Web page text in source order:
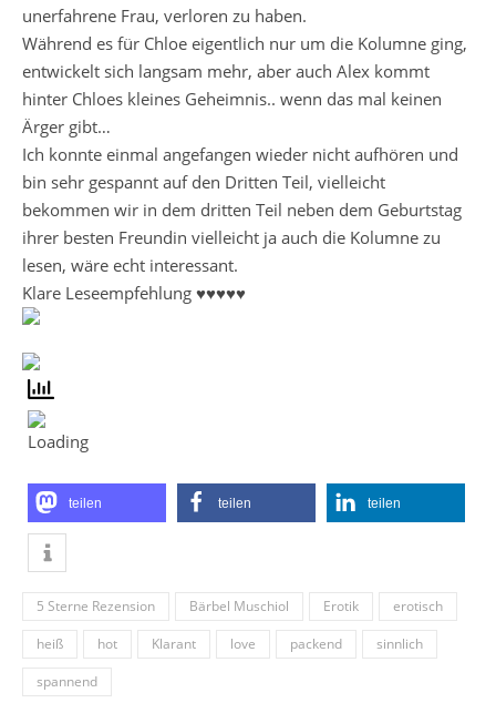
unerfahrene Frau, verloren zu haben.
Während es für Chloe eigentlich nur um die Kolumne ging,
entwickelt sich langsam mehr, aber auch Alex kommt
hinter Chloes kleines Geheimnis.. wenn das mal keinen
Ärger gibt…
Ich konnte einmal angefangen wieder nicht aufhören und
bin sehr gespannt auf den Dritten Teil, vielleicht
bekommen wir in dem dritten Teil neben dem Geburtstag
ihrer besten Freundin vielleicht ja auch die Kolumne zu
lesen, wäre echt interessant.
Klare Leseempfehlung ♥♥♥♥♥
teilen teilen teilen
5 Sterne Rezension Bärbel Muschiol Erotik
erotisch
heiß
hot Klarant love packend
sinnlich
spannend